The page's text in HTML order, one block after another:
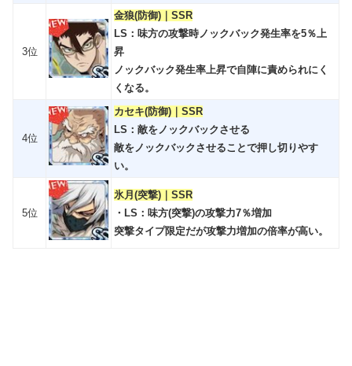
3位
金狼(防御)｜SSR
LS：味方の攻撃時ノックバック発生率を5％上
昇
ノックバック発生率上昇で自陣に責められにく
くなる。
4位
カセキ(防御)｜SSR
LS：敵をノックバックさせる
敵をノックバックさせることで押し切りやす
い。
5位
氷月(突撃)｜SSR
・LS：味方(突撃)の攻撃力7％増加
突撃タイプ限定だが攻撃力増加の倍率が高い。